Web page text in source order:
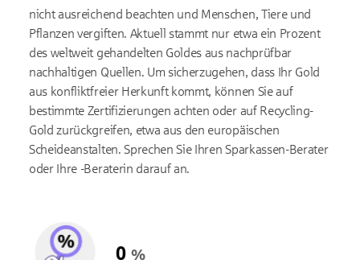
nicht ausreichend beachten und Menschen, Tiere und
Pflanzen vergiften. Aktuell stammt nur etwa ein Prozent
des weltweit gehandelten Goldes aus nachprüfbar
nachhaltigen Quellen. Um sicherzugehen, dass Ihr Gold
aus konfliktfreier Herkunft kommt, können Sie auf
bestimmte Zertifizierungen achten oder auf Recycling-
Gold zurückgreifen, etwa aus den europäischen
Scheideanstalten. Sprechen Sie Ihren Sparkassen-Berater
oder Ihre -Beraterin darauf an.
0 %